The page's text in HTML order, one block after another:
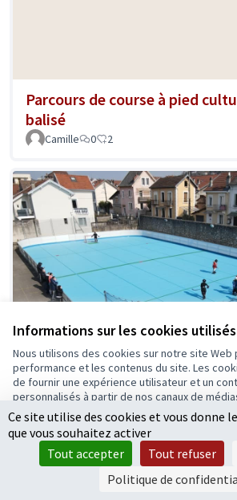
Informations sur les cookies
Nous utilisons des cookies sur notre site Web
performance et les contenus du site. Les
de fournir une expérience utilisateur et un
personnalisés à partir de nos canaux de
Tout accepter
Accepter seulement les cookies
Paramètres
Parcours de course à pied
balisé
Camille 0 2
Terrain de hockey et glisse
sur Angers
Marpeau Sébastien 1 6
Ce site utilise des cookies et vous donne
que vous souhaitez activer
Tout accepter
Tout refuser
Politique de